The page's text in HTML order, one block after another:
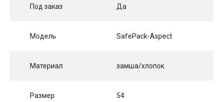
Под заказ Да
Модель SafePack-Aspect
Материал замша/хлопок
Размер 54